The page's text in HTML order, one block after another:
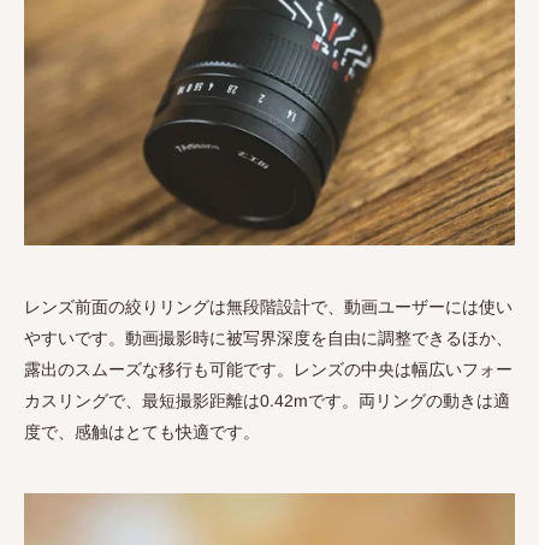
レンズ前面の絞りリングは無段階設計で、動画ユーザーには使い
やすいです。動画撮影時に被写界深度を自由に調整できるほか、
露出のスムーズな移行も可能です。レンズの中央は幅広いフォー
カスリングで、最短撮影距離は0.42mです。両リングの動きは適
度で、感触はとても快適です。